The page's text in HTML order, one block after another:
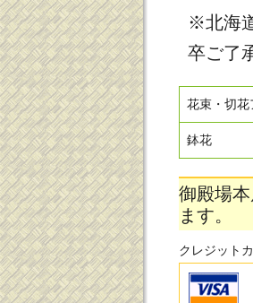
※北海
卒ご了
花束・切花
鉢花
御殿場
ます。
クレジット